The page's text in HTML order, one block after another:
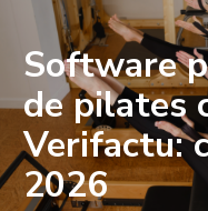
Software
de pilates
Verifactu:
2026